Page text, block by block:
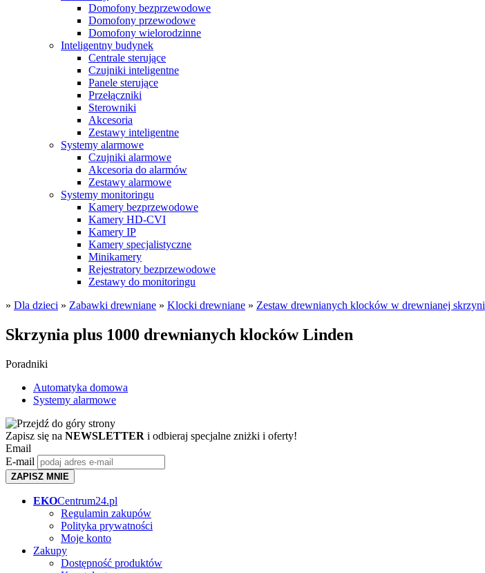
Domofony bezprzewodowe
Domofony przewodowe
Domofony wielorodzinne
Inteligentny budynek
Centrale sterujące
Czujniki inteligentne
Panele sterujące
Przełączniki
Sterowniki
Akcesoria
Zestawy inteligentne
Systemy alarmowe
Czujniki alarmowe
Akcesoria do alarmów
Zestawy alarmowe
Systemy monitoringu
Kamery bezprzewodowe
Kamery HD-CVI
Kamery IP
Kamery specjalistyczne
Minikamery
Rejestratory bezprzewodowe
Zestawy do monitoringu
» Dla dzieci » Zabawki drewniane » Klocki drewniane » Zestaw drewnianych klocków w drewnianej skrzyni
Skrzynia plus 1000 drewnianych klocków Linden
Poradniki
Automatyka domowa
Systemy alarmowe
Zapisz się na NEWSLETTER i odbieraj specjalne zniżki i oferty!
Email
E-mail
ZAPISZ MNIE
EKOCentrum24.pl
Regulamin zakupów
Polityka prywatności
Moje konto
Zakupy
Dostępność produktów